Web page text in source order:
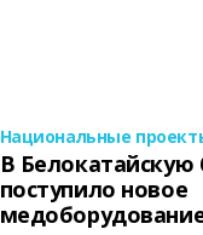
Национальные
В Белокатайскую
поступило новое